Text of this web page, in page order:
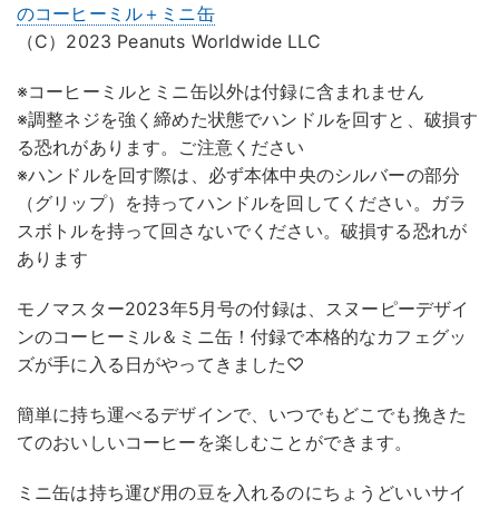
のコーヒーミル＋ミニ缶
（C）2023 Peanuts Worldwide LLC
※コーヒーミルとミニ缶以外は付録に含まれません
※調整ネジを強く締めた状態でハンドルを回すと、破損す
る恐れがあります。ご注意ください
※ハンドルを回す際は、必ず本体中央のシルバーの部分
（グリップ）を持ってハンドルを回してください。ガラ
スボトルを持って回さないでください。破損する恐れが
あります
モノマスター2023年5月号の付録は、スヌーピーデザイ
ンのコーヒーミル＆ミニ缶！付録で本格的なカフェグッ
ズが手に入る日がやってきました♡
簡単に持ち運べるデザインで、いつでもどこでも挽きた
てのおいしいコーヒーを楽しむことができます。
ミニ缶は持ち運び用の豆を入れるのにちょうどいいサイ